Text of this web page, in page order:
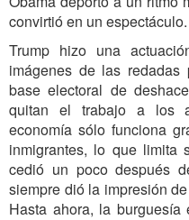
convirtió en un espectáculo.
Trump hizo una
imágenes de las
base electoral de
quitan el trabajo a los
economía sólo funciona
inmigrantes, lo que limita
cedió un poco después
siempre dió la impresión
Hasta ahora, la